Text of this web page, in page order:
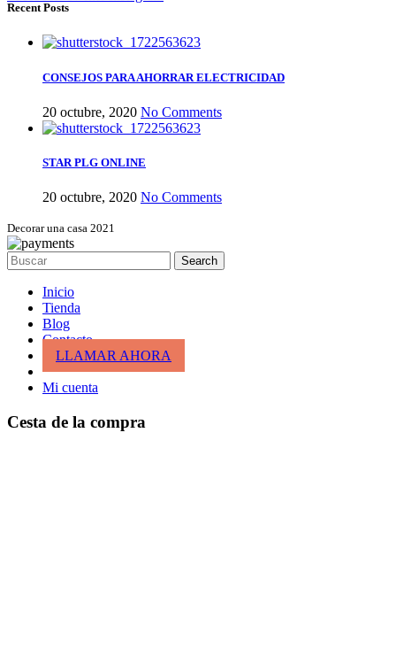
Recent Posts
CONSEJOS PARA AHORRAR ELECTRICIDAD
20 octubre, 2020 No Comments
STAR PLG ONLINE
20 octubre, 2020 No Comments
Decorar una casa 2021
Search
Inicio
Tienda
Blog
Contacto
LLAMAR AHORA
Mi cuenta
Cesta de la compra